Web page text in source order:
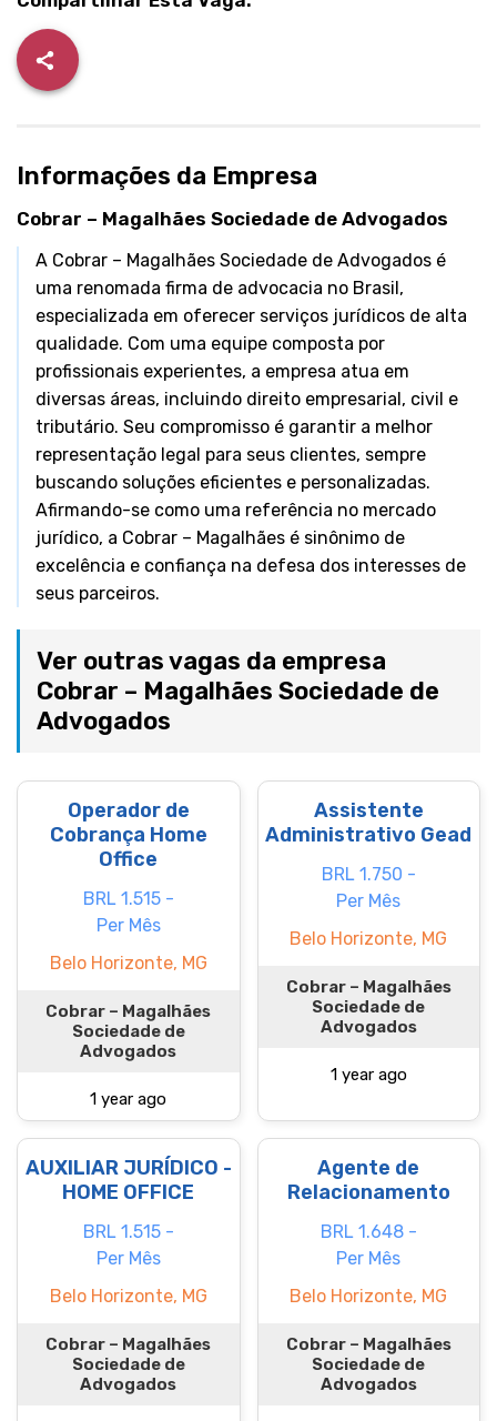
Informações da Empresa
Cobrar – Magalhães Sociedade de Advogados
A Cobrar – Magalhães Sociedade de Advogados é
uma renomada firma de advocacia no Brasil,
especializada em oferecer serviços jurídicos de alta
qualidade. Com uma equipe composta por
profissionais experientes, a empresa atua em
diversas áreas, incluindo direito empresarial, civil e
tributário. Seu compromisso é garantir a melhor
representação legal para seus clientes, sempre
buscando soluções eficientes e personalizadas.
Afirmando-se como uma referência no mercado
jurídico, a Cobrar – Magalhães é sinônimo de
excelência e confiança na defesa dos interesses de
seus parceiros.
Ver outras vagas da empresa
Cobrar – Magalhães Sociedade de
Advogados
Operador de
Cobrança Home
Office
BRL 1.515 -
Per Mês
Belo Horizonte, MG
Cobrar – Magalhães
Sociedade de
Advogados
1 year ago
Assistente
Administrativo Gead
BRL 1.750 -
Per Mês
Belo Horizonte, MG
Cobrar – Magalhães
Sociedade de
Advogados
1 year ago
AUXILIAR JURÍDICO -
HOME OFFICE
BRL 1.515 -
Per Mês
Belo Horizonte, MG
Cobrar – Magalhães
Sociedade de
Advogados
Agente de
Relacionamento
BRL 1.648 -
Per Mês
Belo Horizonte, MG
Cobrar – Magalhães
Sociedade de
Advogados